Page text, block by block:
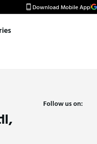
Download Mobile App
Follow us on: